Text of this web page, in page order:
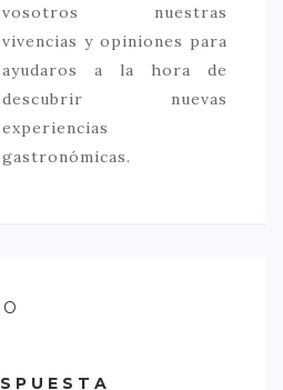
vosotros nuestras
vivencias y opiniones para
ayudaros a la hora de
descubrir nuevas
experiencias
gastronómicas.